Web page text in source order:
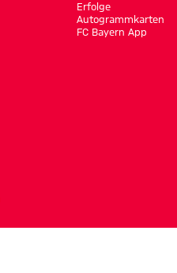
Erfolge
Autogrammkarten
FC Bayern App